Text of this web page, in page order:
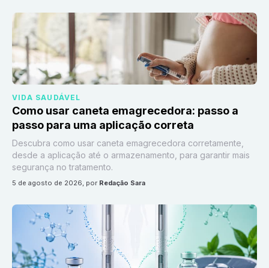
VIDA SAUDÁVEL
Como usar caneta emagrecedora: passo a
passo para uma aplicação correta
Descubra como usar caneta emagrecedora corretamente,
desde a aplicação até o armazenamento, para garantir mais
segurança no tratamento.
5 de agosto de 2026, por Redação Sara